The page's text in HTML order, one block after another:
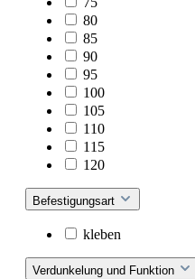
80
85
90
95
100
105
110
115
120
Befestigungsart
kleben
Verdunkelung und Funktion